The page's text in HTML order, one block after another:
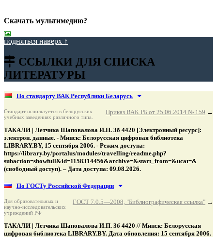
Скачать мультимедию?
подняться наверх ↑
ССЫЛКИ ДЛЯ СПИСКА
ЛИТЕРАТУРЫ
По стандарту ВАК Республики Беларусь
Приказ ВАК РБ от 25.06.2014 № 159 →
Стандарт используется в белорусских
учебных заведениях различного типа.
ТАКАЛИ | Летчика Шаповалова И.П. 3б 4420 [Электронный ресурс]:
электрон. данные. - Минск: Белорусская цифровая библиотека
LIBRARY.BY, 15 сентября 2006. - Режим доступа:
https://library.by/portalus/modules/travelling/readme.php?
subaction=showfull&id=1158314456&archive=&start_from=&ucat=&
(свободный доступ). – Дата доступа: 09.08.2026.
По ГОСТу Российской Федерации
ГОСТ 7.0.5—2008, "Библиографическая ссылка" →
Для образовательных и
научно-исследовательских
учреждений РФ
ТАКАЛИ | Летчика Шаповалова И.П. 3б 4420 // Минск: Белорусская
цифровая библиотека LIBRARY.BY. Дата обновления: 15 сентября 2006.